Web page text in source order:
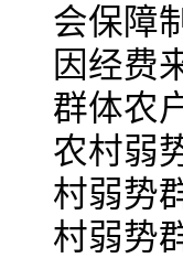
会保障
因经费
群体农
农村弱
村弱势
村弱势